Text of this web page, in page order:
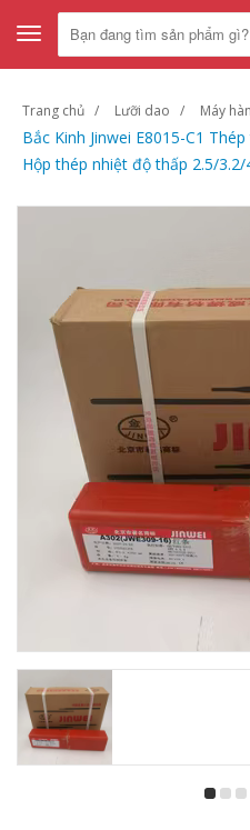
Toggle
navigation
Trang chủ Lưỡi dao Máy hàn
Bắc Kinh Jinwei E8015-C1
Hộp thép nhiệt độ thấp 2.5/